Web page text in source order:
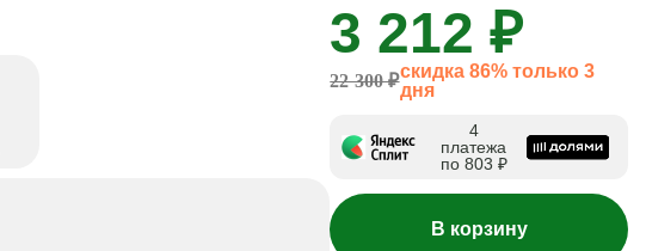
3 212 ₽
22 300 ₽скидка 86% только 3
дня
4
платежа
по 803 ₽
В корзину